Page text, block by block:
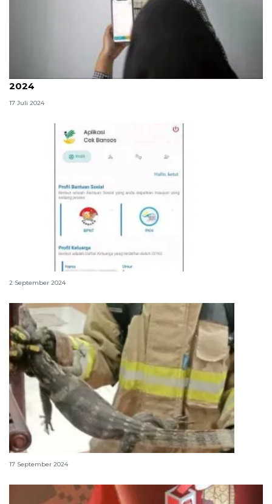
Rincian tarif listrik PLN per kWh Juli-September
2024
17 Juli 2024
Cara instal dan registrasi aplikasi Cek Bansos
2 September 2024
Daging biawak halal atau haram dalam Islam?
17 September 2024